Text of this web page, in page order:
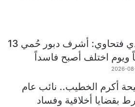
قيادي فتحاوي: أشرف دبور حُمي 13
ويوم اختلف أصبح فاسداً
2026-
أكرم الخطيب.. نائب عام
بقضايا أخلاقية وفساد